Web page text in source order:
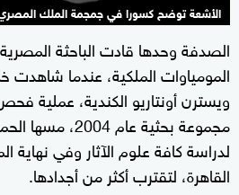
الأشعة توضح كسورا في جمجمة الملك
الصدفة وحدها قادت الباحثة
المومياوات الملكية، عندما شاهدت
ويسترن أونتاريو الكندية، عملية
مجموعة بحثية عام
لدراسة كافة علوم الآثار وفي نهاية
القاهرة، لتقترب أكثر من أجدادها.